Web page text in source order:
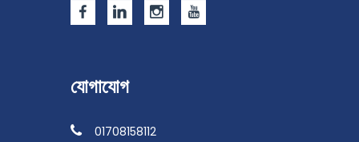
যোগাযোগ
01708158112